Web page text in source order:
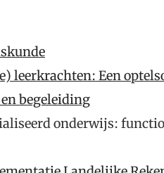
leerkrachten: Een
begeleiding
onderwijs: